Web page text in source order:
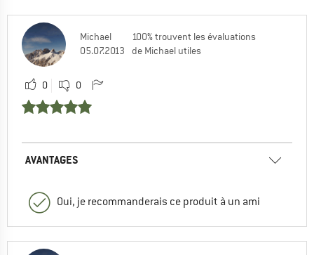
Michael
05.07.2013
100% trouvent les évaluations
de Michael utiles
0 0
AVANTAGES
Oui, je recommanderais ce produit à un ami